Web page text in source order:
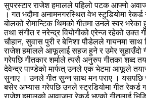
सुपरस्टार राजेश हमालले पहिलो पटक आफ्नो
। गत भदौमा अनामनगरस्थित वेभ स्टुडियोमा रेकर्ड
बोलको रोमान्टिक थिमको गीतमा उनले स्वर भरेका
तथा संगीत र नरेन्द्र वियोगीको एरेन्ज रहेको उक्त
चौहान, सुवास पुरी र बेनिशा पौडेलले गायनमा साथ
राजेश हमालले आफूलाई सहज हुने र उमेर सुहाउँदो
गरेपछि गीतकार शर्माले त्यसै अनुरुप गीतका शब्द
देवेन्द्र पाण्डेको मार्फत् उनले एक भेटमा आफूले
सुनाए । उनले गीत सुन्न साथ मन पराए । यसपछि
बसेर अभ्यास गरेपछि उनले स्ट्रडियोमा गीत रेकर्ड
राजेश हमालको आवाजमा रेकर्ड भएको गीतलाई